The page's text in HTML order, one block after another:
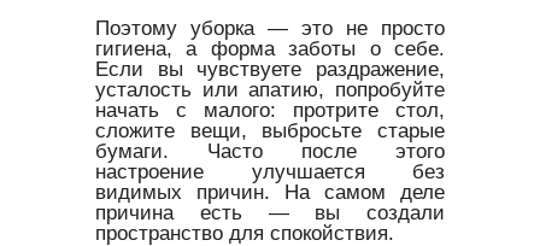
Поэтому уборка — это не просто
гигиена, а форма заботы о себе.
Если вы чувствуете раздражение,
усталость или апатию, попробуйте
начать с малого: протрите стол,
сложите вещи, выбросьте старые
бумаги. Часто после этого
настроение улучшается без
видимых причин. На самом деле
причина есть — вы создали
пространство для спокойствия.